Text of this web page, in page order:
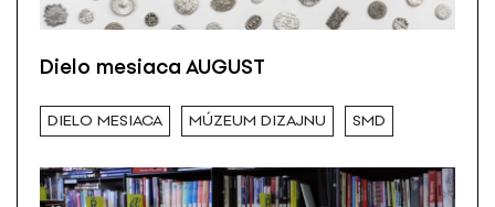
Dielo mesiaca AUGUST
DIELO MESIACA MÚZEUM DIZAJNU SMD